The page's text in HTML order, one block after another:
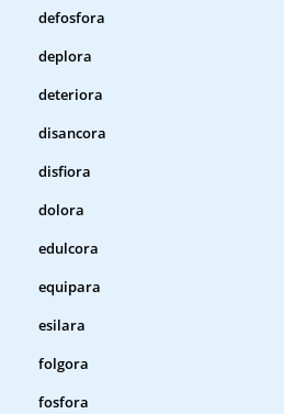
defosfora
deplora
deteriora
disancora
disfiora
dolora
edulcora
equipara
esilara
folgora
fosfora